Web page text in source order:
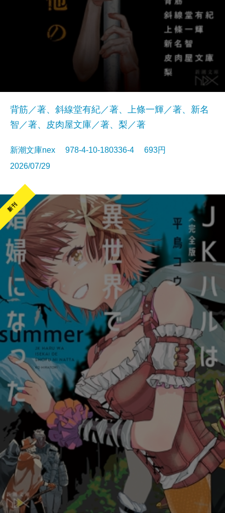
背筋／著、斜線堂有紀／著、上條一輝／著、新名
智／著、皮肉屋文庫／著、梨／著
新潮文庫nex 978-4-10-180336-4 693円
2026/07/29
新刊